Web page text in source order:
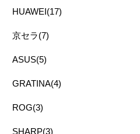
HUAWEI(17)
京セラ(7)
ASUS(5)
GRATINA(4)
ROG(3)
SHARP(3)